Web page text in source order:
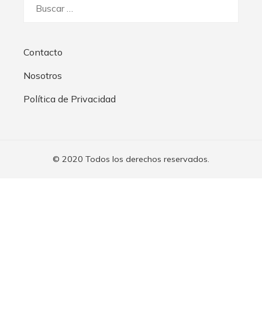
Contacto
Nosotros
Política de Privacidad
© 2020 Todos los derechos reservados.